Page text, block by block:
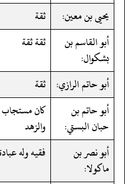
يحيى بن معين:
ثقة
أبو القاسم بن
بشكوال:
ثقة ثقة
أبو حاتم الرازي: ثقة
أبو حاتم بن
حبان البستي:
كان مستجاب
والزهد
أبو نصر بن
ماكولا:
فقيه وله